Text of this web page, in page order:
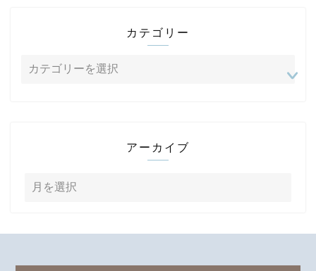
カテゴリー
アーカイブ